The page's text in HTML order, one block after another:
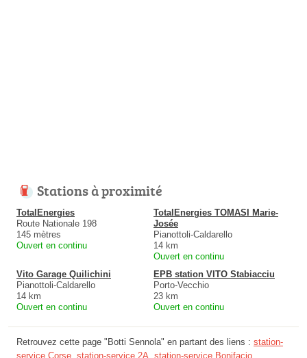
Stations à proximité
TotalEnergies
Route Nationale 198
145 mètres
Ouvert en continu
TotalEnergies TOMASI Marie-
Josée
Pianottoli-Caldarello
14 km
Ouvert en continu
Vito Garage Quilichini
Pianottoli-Caldarello
14 km
Ouvert en continu
EPB station VITO Stabiacciu
Porto-Vecchio
23 km
Ouvert en continu
Retrouvez cette page "Botti Sennola" en partant des liens : station-
service Corse station-service 2A station-service Bonifacio